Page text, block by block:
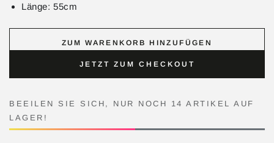
Länge: 55cm
ZUM WARENKORB HINZUFÜGEN
JETZT ZUM CHECKOUT
BEEILEN SIE SICH, NUR NOCH 14 ARTIKEL AUF
LAGER!